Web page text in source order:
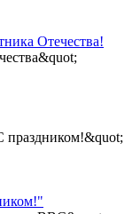
Отечества!